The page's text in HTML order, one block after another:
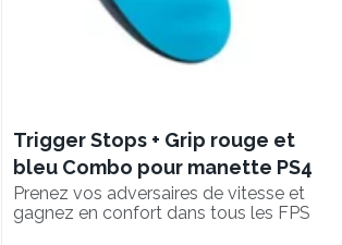
Trigger Stops + Grip rouge et
bleu Combo pour manette PS4
Prenez vos adversaires de vitesse et
gagnez en confort dans tous les FPS